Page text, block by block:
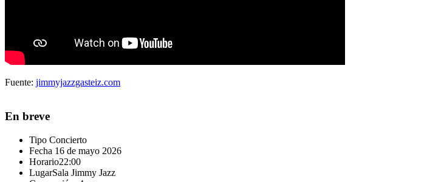
Fuente: jimmyjazzgasteiz.com
En breve
Tipo Concierto
Fecha 16 de mayo 2026
Horario22:00
LugarSala Jimmy Jazz